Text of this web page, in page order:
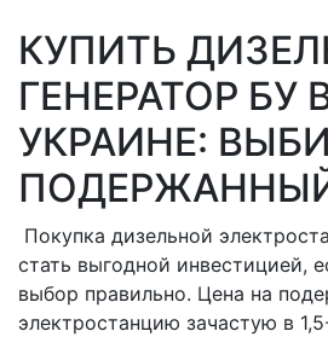
КУПИТЬ
ГЕНЕРАТОР БУ
УКРАИНЕ:
ПОДЕРЖАННЫЙ
Покупка дизельной
стать выгодной инвестицией,
выбор правильно. Цена на
электростанцию зачастую в